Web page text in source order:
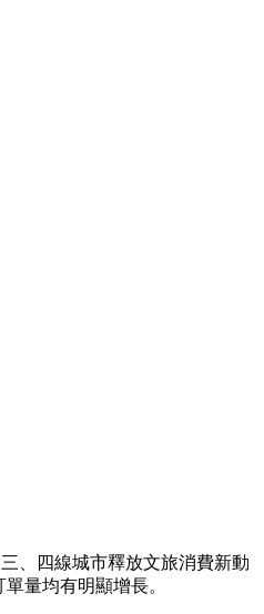
、四線城市釋放文旅消費新動
量均有明顯增長。